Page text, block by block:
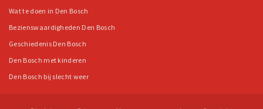
Wat te doen in Den Bosch
Bezienswaardigheden Den Bosch
Geschiedenis Den Bosch
Den Bosch met kinderen
Den Bosch bij slecht weer